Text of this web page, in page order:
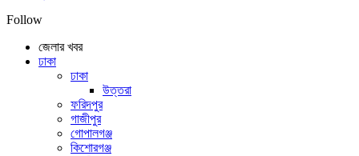
Follow
জেলার খবর
ঢাকা
ঢাকা
উত্তরা
ফরিদপুর
গাজীপুর
গোপালগঞ্জ
কিশোরগঞ্জ